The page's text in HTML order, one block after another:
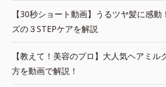
【30秒ショート動画】うるツヤ髪に感
ズの３STEPケアを解説
【教えて！美容のプロ】大人気ヘアミ
方を動画で解説！